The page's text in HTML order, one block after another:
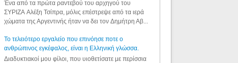
Ένα από τα πρώτα ραντεβού του αρχηγού του
ΣΥΡΙΖΑ Αλέξη Τσίπρα, μόλις επέστρεψε από τα ιερά
χώματα της Αργεντινής ήταν να δει τον Δημήτρη Αβ...
Το τελειότερο εργαλείο που επινόησε ποτε ο
ανθρώπινος εγκέφαλος, είναι η Ελληνική γλώσσα.
Διαδυκτιακοί μου φίλοι, που υιοθετίσατε με περίσσια